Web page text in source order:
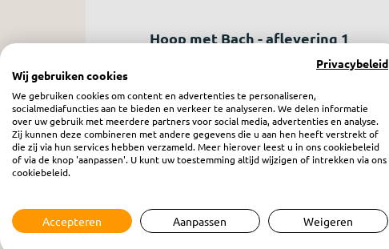
Hoop met Bach - aflevering 1
Privacybeleid
Wij gebruiken cookies
We gebruiken cookies om content en advertenties te personaliseren,
socialmediafuncties aan te bieden en verkeer te analyseren. We delen informatie
over uw gebruik met meerdere partners voor social media, advertenties en analyse.
Zij kunnen deze combineren met andere gegevens die u aan hen heeft verstrekt of
die zij via hun services hebben verzameld. Meer hierover leest u in ons cookiebeleid
of via de knop 'aanpassen'. U kunt uw toestemming altijd wijzigen of intrekken via ons
cookiebeleid.
Accepteren Aanpassen Weigeren